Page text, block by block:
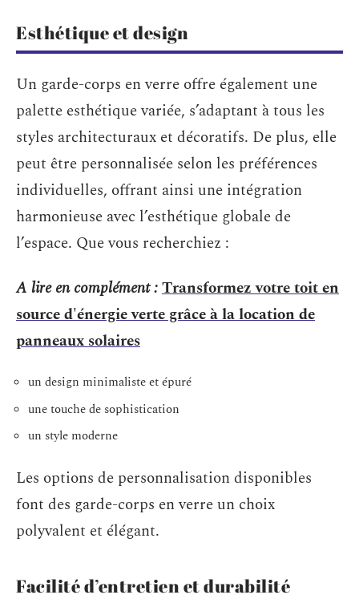
Esthétique et design
Un garde-corps en verre offre également une
palette esthétique variée, s’adaptant à tous les
styles architecturaux et décoratifs. De plus, elle
peut être personnalisée selon les préférences
individuelles, offrant ainsi une intégration
harmonieuse avec l’esthétique globale de
l’espace. Que vous recherchiez :
A lire en complément :Transformez votre toit en
source d'énergie verte grâce à la location de
panneaux solaires
un design minimaliste et épuré
une touche de sophistication
un style moderne
Les options de personnalisation disponibles
font des garde-corps en verre un choix
polyvalent et élégant.
Facilité d’entretien et durabilité